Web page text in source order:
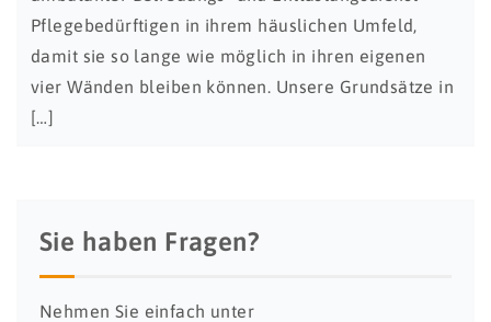
Pflegebedürftigen in ihrem häuslichen Umfeld,
damit sie so lange wie möglich in ihren eigenen
vier Wänden bleiben können. Unsere Grundsätze in
[…]
Sie haben Fragen?
Nehmen Sie einfach unter